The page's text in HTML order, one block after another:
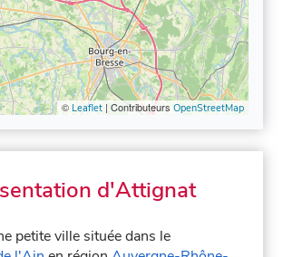
© Leaflet| Contributeurs OpenStreetMap
d'Attignat
petite ville située dans le